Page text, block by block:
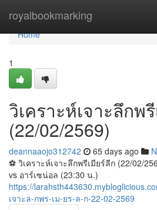
royalbookmarking
Home
Home
1
วิเคราะห์เจาะลึกพ
(22/02/2569)
deannaaojo312742 65 days ago
⚽️ วิเคราะห์เจาะลึกพรีเมียร์ลีก (22/02/
vs อาร์เซน่อล (23:30 น.)
https://
เจาะล-กพร-เม-ยร-ล-ก-22-02-2569